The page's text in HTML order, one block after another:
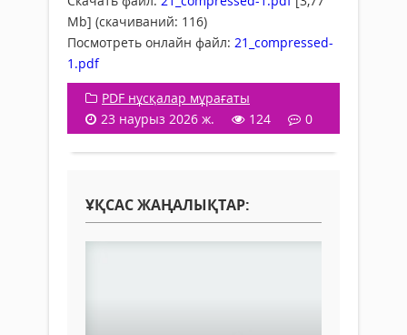
Mb] (cкачиваний: 116)
Посмотреть онлайн файл: 21_compressed-
1.pdf
PDF нұсқалар мұрағаты
23 наурыз 2026 ж.
124 0
ҰҚСАС ЖАҢАЛЫҚТАР: